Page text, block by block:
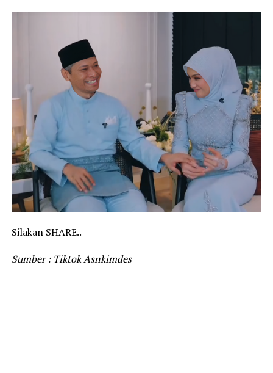
Silakan SHARE..
Sumber : Tiktok Asnkimdes